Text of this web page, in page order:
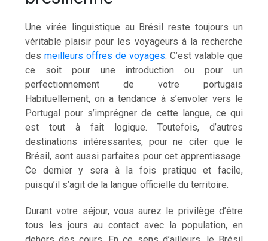
Une virée linguistique au Brésil reste toujours un
véritable plaisir pour les voyageurs à la recherche
desmeilleurs offres de voyages. C’est valable que
ce soit pour une introduction ou pour un
perfectionnement de votre portugais
Habituellement, on a tendance à s’envoler vers le
Portugal pour s’imprégner de cette langue, ce qui
est tout à fait logique. Toutefois, d’autres
destinations intéressantes, pour ne citer que le
Brésil, sont aussi parfaites pour cet apprentissage.
Ce dernier y sera à la fois pratique et facile,
puisqu’il s’agit de la langue officielle du territoire.
Durant votre séjour, vous aurez le privilège d’être
tous les jours au contact avec la population, en